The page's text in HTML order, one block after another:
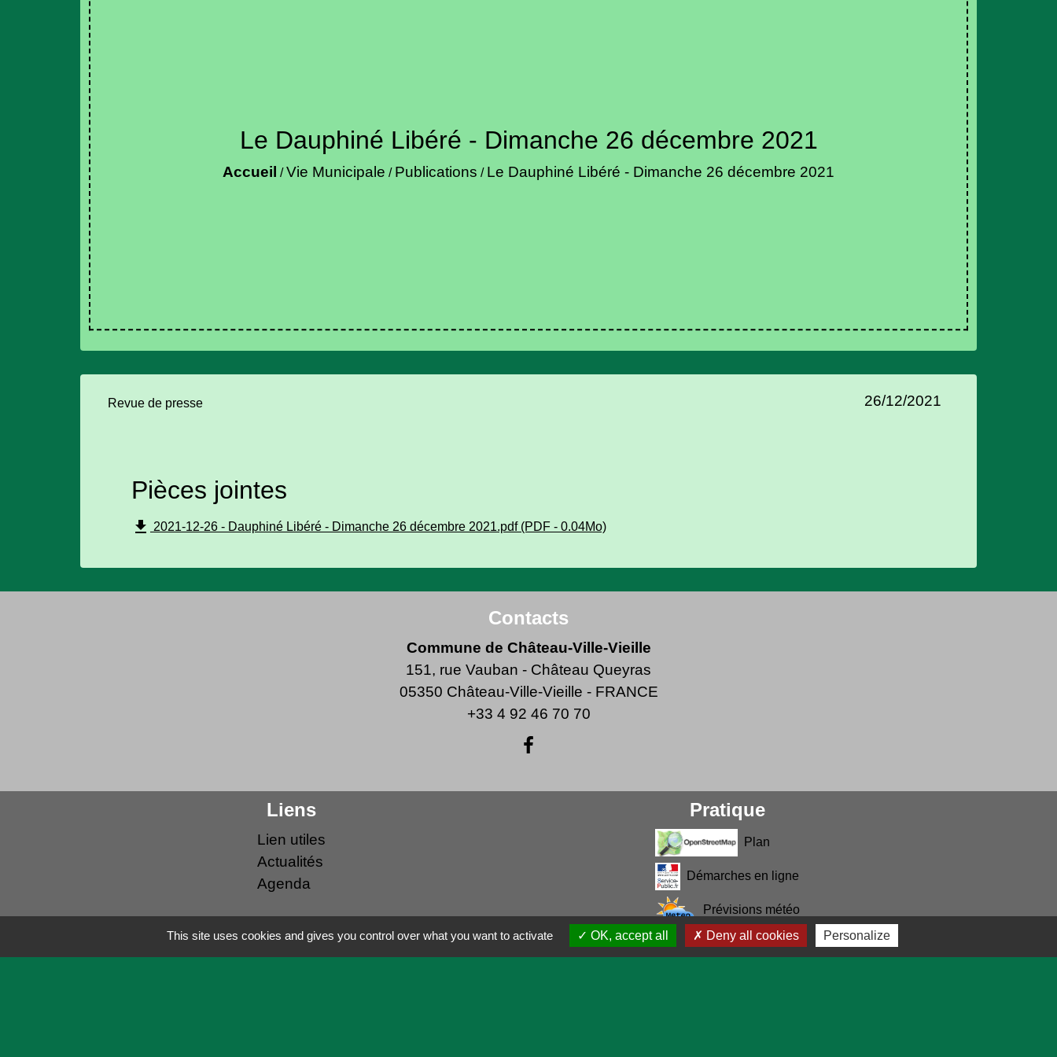
Le Dauphiné Libéré - Dimanche 26 décembre 2021
Accueil /Vie Municipale / Publications / Le Dauphiné Libéré - Dimanche 26 décembre 2021
Revue de presse 26/12/2021
Pièces jointes
file_download 2021-12-26 - Dauphiné Libéré - Dimanche 26 décembre 2021.pdf (PDF - 0.04Mo)
Contacts
Commune de Château-Ville-Vieille
151, rue Vauban - Château Queyras
05350 Château-Ville-Vieille - FRANCE
+33 4 92 46 70 70
Liens
Lien utiles
Actualités
Agenda
Pratique
Plan
Démarches en ligne
Prévisions météo
Mentions légales Politique de confidentialité Accessibilité Application mobile Localiti Plan du site Gestion des cookies
This site uses cookies and gives you control over what you want to activate OK, accept all Deny all cookies Personalize